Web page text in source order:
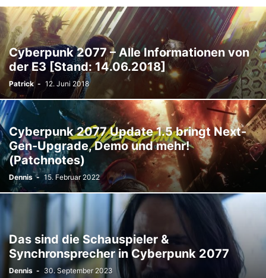
Cyberpunk 2077 – Alle Informationen von
der E3 [Stand: 14.06.2018]
Patrick - 12. Juni 2018
Cyberpunk 2077 Update 1.5 bringt Next-
Gen-Upgrade, Demo und mehr!
(Patchnotes)
Dennis - 15. Februar 2022
Das sind die Schauspieler &
Synchronsprecher in Cyberpunk 2077
Dennis - 30. September 2023